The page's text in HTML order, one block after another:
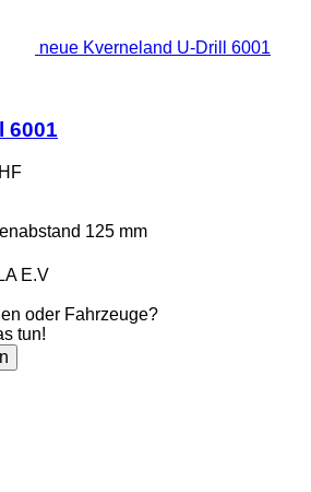
neue Kverneland U-Drill 6001
6001
125 mm
E.V
oder Fahrzeuge?
tun!